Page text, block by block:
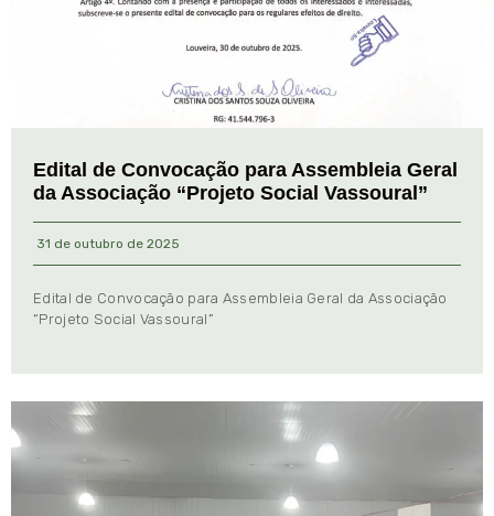
Edital de Convocação para Assembleia Geral
da Associação “Projeto Social Vassoural”
31 de outubro de 2025
Edital de Convocação para Assembleia Geral da Associação
“Projeto Social Vassoural”